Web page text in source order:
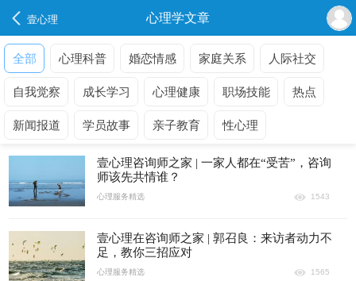
壹心理 心理学文章
全部 心理科普 婚恋情感 家庭关系 人际社交
自我觉察 成长学习 心理健康 职场技能 热点
新闻报道 学员故事 亲子教育 性心理
壹心理咨询师之家 | 一家人都在“受苦”，咨询
师该先共情谁？
心理服务精选 1543
壹心理在咨询师之家 | 郭召良：来访者动力不
足，教你三招应对
心理服务精选 1565